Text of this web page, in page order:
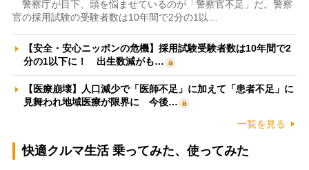
警察庁が目下、頭を悩ませているのが「警察官不足」だ。警察
官の採用試験の受験者数は10年間で2分の1以…
【安全・安心ニッポンの危機】採用試験受験者数は10年間で2
分の1以下に！ 出生数減がも…
【医療崩壊】人口減少で「医師不足」に加えて「患者不足」に
見舞われ地域医療が限界に 今後…
一覧を見る
快適クルマ生活 乗ってみた、使ってみた